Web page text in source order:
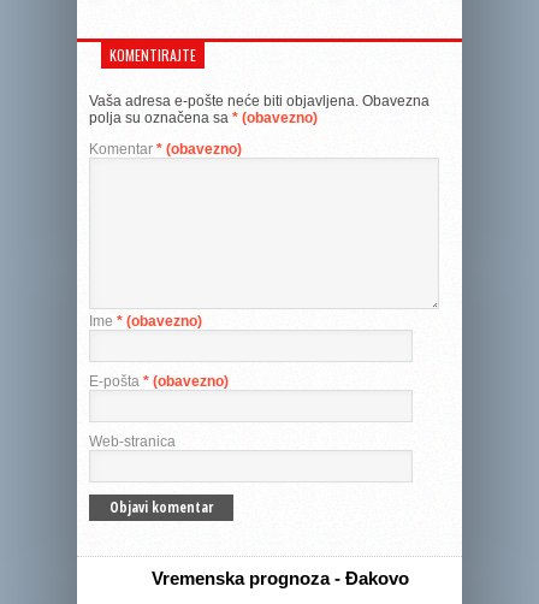
KOMENTIRAJTE
Vaša adresa e-pošte neće biti objavljena. Obavezna
polja su označena sa * (obavezno)
Komentar * (obavezno)
Ime * (obavezno)
E-pošta * (obavezno)
Web-stranica
Vremenska prognoza - Đakovo